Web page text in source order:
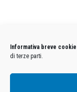
Informativa breve cookie
di terze parti.